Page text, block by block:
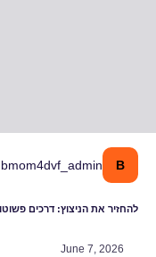
B
bmom4dvf_admin
להחזיר את הניצוץ: דרכים
June 7, 2026